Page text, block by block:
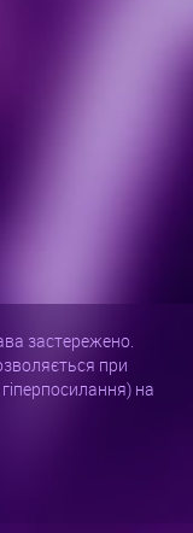
застережено.
при
на